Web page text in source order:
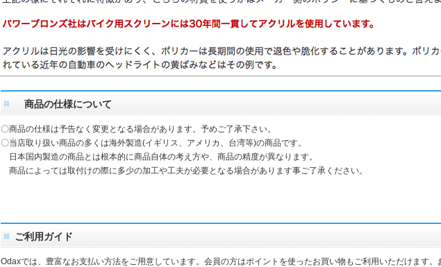
商品の仕様について
〇商品の仕様は予告なく変更となる場合があります。予めご了承下さい。
〇当店取り扱い商品の多くは海外製造(イギリス、アメリカ、台湾等)の商品です。
日本国内製造の商品とは根本的に商品自体の考え方や、商品の精度が異なります。
商品によっては取付けの際に多少の加工や工夫が必要となる場合があります事ご了承ください。
ご利用ガイド
Odaxでは、豊富なお支払い方法をご用意しています。会員の方はポイントを使ったお買い物もご利用いただけます。